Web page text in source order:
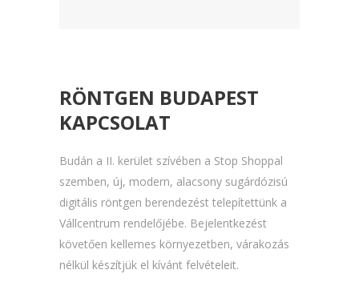
RÖNTGEN BUDAPEST
KAPCSOLAT
Budán a II. kerület szívében a Stop Shoppal
szemben, új, modern, alacsony sugárdózisú
digitális röntgen berendezést telepítettünk a
Vállcentrum rendelőjébe. Bejelentkezést
követően kellemes környezetben, várakozás
nélkül készítjük el kívánt felvételeit.